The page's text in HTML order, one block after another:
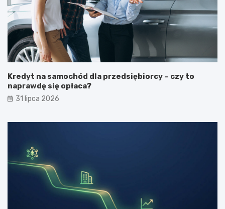
Kredyt na samochód dla przedsiębiorcy – czy to
naprawdę się opłaca?
31 lipca 2026